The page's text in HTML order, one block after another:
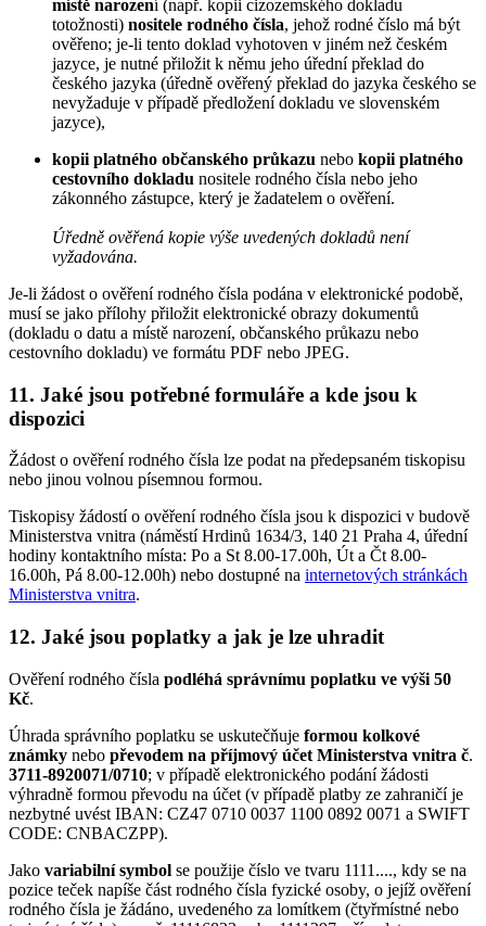
místě narození (např. kopii cizozemského dokladu
totožnosti) nositele rodného čísla, jehož rodné číslo má být
ověřeno; je-li tento doklad vyhotoven v jiném než českém
jazyce, je nutné přiložit k němu jeho úřední překlad do
českého jazyka (úředně ověřený překlad do jazyka českého se
nevyžaduje v případě předložení dokladu ve slovenském
jazyce),
kopii platného občanského průkazu nebo kopii platného
cestovního dokladu nositele rodného čísla nebo jeho
zákonného zástupce, který je žadatelem o ověření.
Úředně ověřená kopie výše uvedených dokladů není
vyžadována.
Je-li žádost o ověření rodného čísla podána v elektronické podobě,
musí se jako přílohy přiložit elektronické obrazy dokumentů
(dokladu o datu a místě narození, občanského průkazu nebo
cestovního dokladu) ve formátu PDF nebo JPEG.
11. Jaké jsou potřebné formuláře a kde jsou k
dispozici
Žádost o ověření rodného čísla lze podat na předepsaném tiskopisu
nebo jinou volnou písemnou formou.
Tiskopisy žádostí o ověření rodného čísla jsou k dispozici v budově
Ministerstva vnitra (náměstí Hrdinů 1634/3, 140 21 Praha 4, úřední
hodiny kontaktního místa: Po a St 8.00-17.00h, Út a Čt 8.00-
16.00h, Pá 8.00-12.00h) nebo dostupné na internetových stránkách
Ministerstva vnitra.
12. Jaké jsou poplatky a jak je lze uhradit
Ověření rodného čísla podléhá správnímu poplatku ve výši 50
Kč.
Úhrada správního poplatku se uskutečňuje formou kolkové
známky nebo převodem na příjmový účet Ministerstva vnitra č.
3711-8920071/0710; v případě elektronického podání žádosti
výhradně formou převodu na účet (v případě platby ze zahraničí je
nezbytné uvést IBAN: CZ47 0710 0037 1100 0892 0071 a SWIFT
CODE: CNBACZPP).
Jako variabilní symbol se použije číslo ve tvaru 1111...., kdy se na
pozice teček napíše část rodného čísla fyzické osoby, o jejíž ověření
rodného čísla je žádáno, uvedeného za lomítkem (čtyřmístné nebo